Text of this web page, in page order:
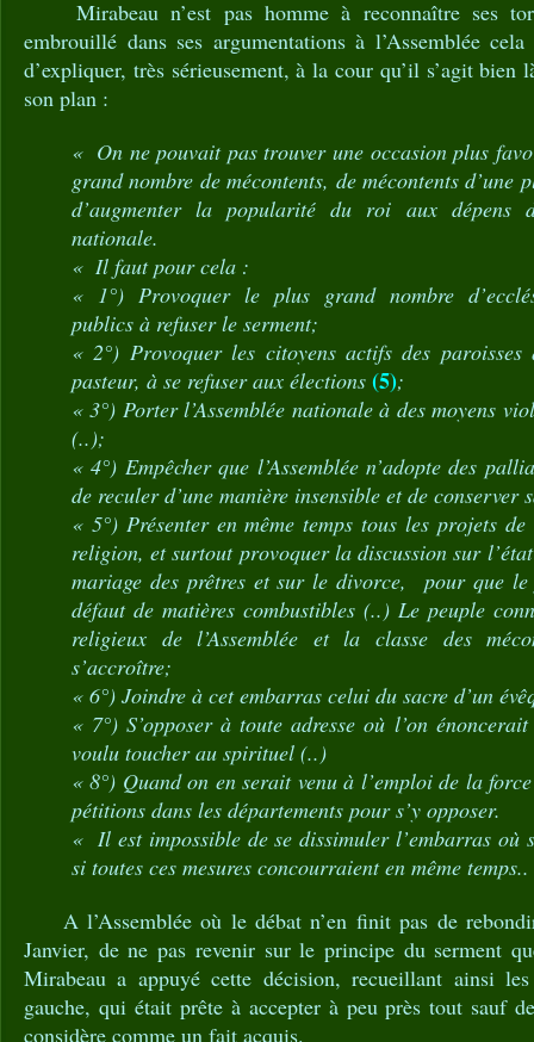
Mirabeau n’est pas homme à reconnaître ses
embrouillé dans ses argumentations à l’Assemblée
d’expliquer, très sérieusement, à la cour qu’il s’agit
son plan :
« On ne pouvait pas trouver une occasion plus
grand nombre de mécontents, de mécontents d’une
d’augmenter la popularité du roi aux dépens
nationale.
« Il faut pour cela :
« 1°) Provoquer le plus grand nombre
publics à refuser le serment;
« 2°) Provoquer les citoyens actifs des
pasteur, à se refuser aux élections (5);
« 3°) Porter l’Assemblée nationale à des moyens
(..);
« 4°) Empêcher que l’Assemblée n’adopte des
de reculer d’une manière insensible et de conserver
« 5°) Présenter en même temps tous les projets
religion, et surtout provoquer la discussion sur
mariage des prêtres et sur le divorce, pour que le
défaut de matières combustibles (..) Le peuple
religieux de l’Assemblée et la classe des
s’accroître;
« 6°) Joindre à cet embarras celui du sacre d’un
« 7°) S’opposer à toute adresse où l’on énoncerait
voulu toucher au spirituel (..)
« 8°) Quand on en serait venu à l’emploi de la
pétitions dans les départements pour s’y opposer.
« Il est impossible de se dissimuler l’embarras où
si toutes ces mesures concourraient en même
A l’Assemblée où le débat n’en finit pas de
Janvier, de ne pas revenir sur le principe du serment
Mirabeau a appuyé cette décision, recueillant ainsi
gauche, qui était prête à accepter à peu près tout sauf
considère comme un fait acquis.